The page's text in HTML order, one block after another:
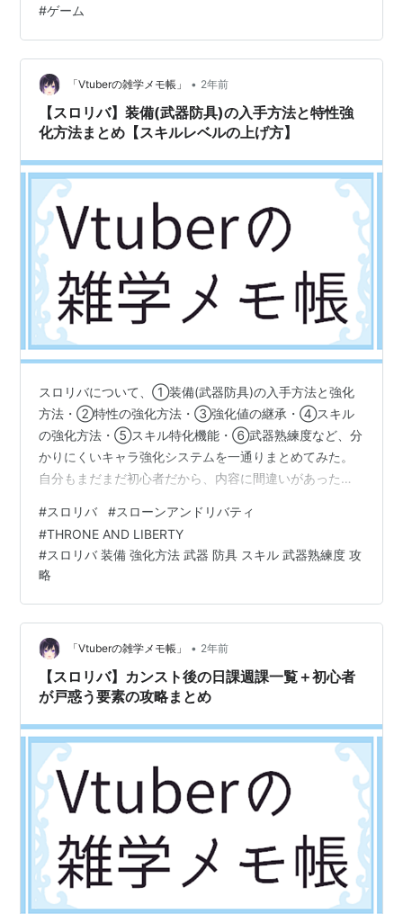
#ゲーム
「Vtuberの雑学メモ帳」 • 2年前
【スロリバ】装備(武器防具)の入手方法と特性強
化方法まとめ【スキルレベルの上げ方】
スロリバについて、①装備(武器防具)の入手方法と強化
方法・②特性の強化方法・③強化値の継承・④スキル
の強化方法・⑤スキル特化機能・⑥武器熟練度など、分
かりにくいキャラ強化システムを一通りまとめてみた。
自分もまだまだ初心者だから、内容に間違いがあったら
【青装備の入手方法】 【紫装備の入手方法】 ◆装備の強
化方法 【装備継承】強化値を新装備へ移す 【初心者向け
の強化ガイド】 【個人的なメモ】 ◆特性(装備オプショ
ン)の強化方法 【特性の抽出方法＆取引方法】 【強い特
性＆売れる特性】 【未実装の要素】 ◆スキルの強化方法
#スロリバ #スローンアンドリバティ
#THRONE AND LIBERTY
#スロリバ 装備 強化方法 武器 防具 スキル 武器熟練度 攻
略
「Vtuberの雑学メモ帳」 • 2年前
【スロリバ】カンスト後の日課週課一覧＋初心者
が戸惑う要素の攻略まとめ